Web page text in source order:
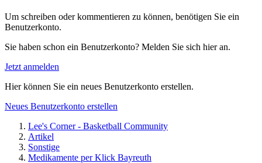
Um schreiben oder kommentieren zu können, benötigen Sie ein
Benutzerkonto.
Sie haben schon ein Benutzerkonto? Melden Sie sich hier an.
Jetzt anmelden
Hier können Sie ein neues Benutzerkonto erstellen.
Neues Benutzerkonto erstellen
Lee's Corner - Basketball Community
Artikel
Sonstige
Medikamente per Klick Bayreuth